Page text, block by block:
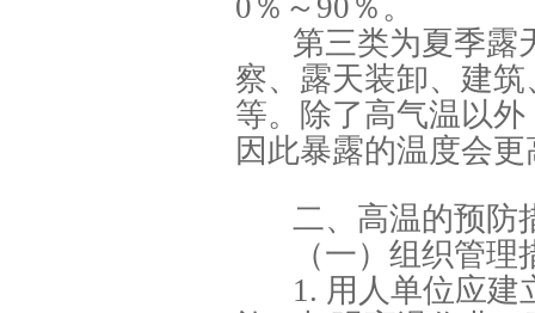
第三类为夏季露
察、露天装卸、建
等。除了高气温以
因此暴露的温度会更
二、高温的预防
（一）组织管理
1. 用人单位应建